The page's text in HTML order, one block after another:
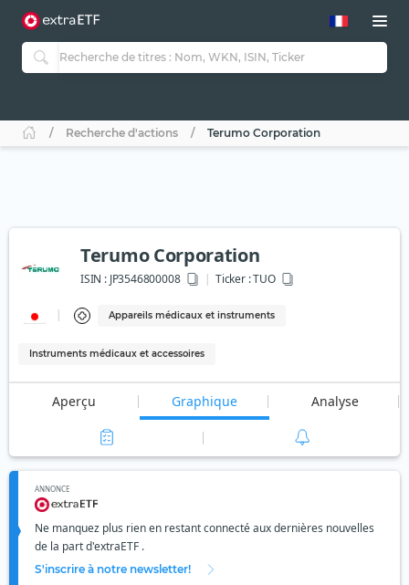
Recherche d'actions Terumo Corporation
Terumo Corporation
ISIN :JP3546800008 Ticker :TUO
Appareils médicaux et instruments
Instruments médicaux et accessoires
Aperçu Graphique Analyse
ANNONCE
Ne manquez plus rien en restant connecté aux dernières nouvelles
de la part d'extraETF .
S'inscrire à notre newsletter!